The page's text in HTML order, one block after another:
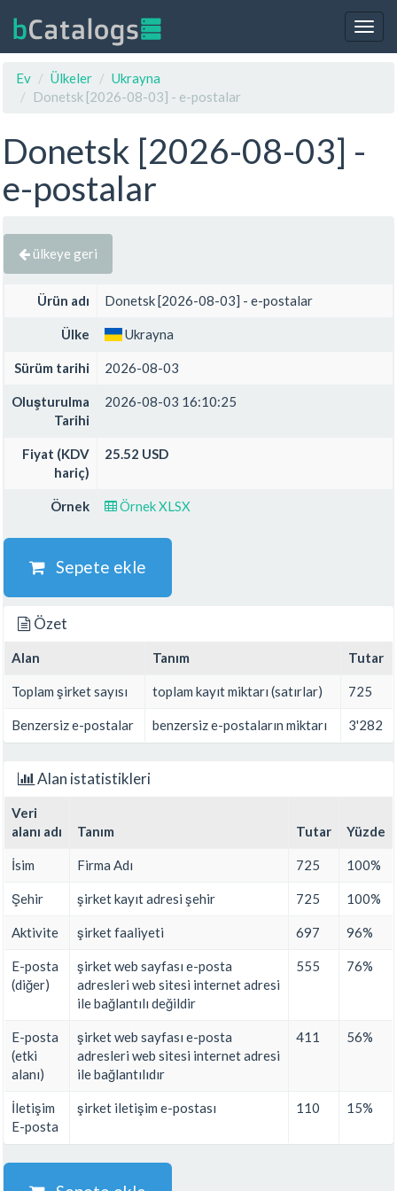
Ev
Ülkeler
Ukrayna
Donetsk [2026-08-03] - e-postalar
Donetsk [2026-08-03] -
e-postalar
ülkeye geri
Ürün adı Donetsk [2026-08-03] - e-postalar
Ülke Ukrayna
Sürüm tarihi 2026-08-03
Oluşturulma
Tarihi
2026-08-03 16:10:25
Fiyat (KDV
hariç)
25.52 USD
Örnek Örnek XLSX
Sepete ekle
Özet
Alan Tanım Tutar
Toplam şirket sayısı toplam kayıt miktarı (satırlar) 725
Benzersiz e-postalar benzersiz e-postaların miktarı 3'282
Alan istatistikleri
Veri
alanı adı
Tanım Tutar Yüzde
İsim Firma Adı 725 100%
Şehir şirket kayıt adresi şehir 725 100%
Aktivite şirket faaliyeti 697 96%
E-posta
(diğer)
şirket web sayfası e-posta
adresleri web sitesi internet adresi
ile bağlantılı değildir
555 76%
E-posta
(etki
alanı)
şirket web sayfası e-posta
adresleri web sitesi internet adresi
ile bağlantılıdır
411 56%
İletişim
E-posta
şirket iletişim e-postası 110 15%